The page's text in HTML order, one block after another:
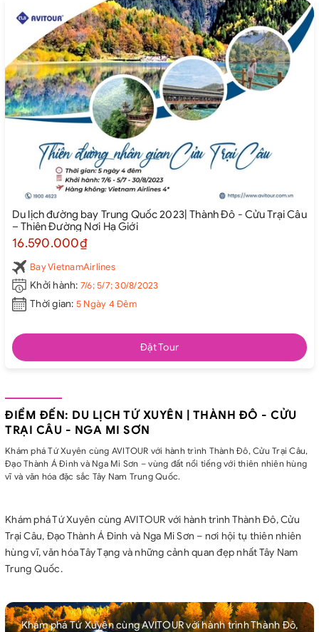
Du lịch đường bay Trung Quốc 2023| Thành Đô - Cửu Trại Câu
– Thiên Đường Nơi Hạ Giới
16.590.000₫
Bay VietnamAirlines
Khởi hành: 7/6; 5/7; 30/8/2023
Thời gian: 5 Ngày 4 Đêm
Đặt Tour
ĐIỂM ĐẾN: DU LỊCH TỨ XUYÊN | THÀNH ĐÔ - CỬU
TRẠI CÂU - NGA MI SƠN
Khám phá Tứ Xuyên cùng AVITOUR với hành trình Thành Đô, Cửu Trại Câu,
Đạo Thành Á Đinh và Nga Mi Sơn – vùng đất nổi tiếng với thiên nhiên hùng
vĩ và văn hóa đặc sắc Tây Nam Trung Quốc.
Khám phá Tứ Xuyên cùng AVITOUR với hành trình Thành Đô, Cửu
Trại Câu, Đạo Thành Á Đinh và Nga Mi Sơn – nơi hội tụ thiên nhiên
hùng vĩ, văn hóa Tây Tạng và những cảnh quan đẹp nhất Tây Nam
Trung Quốc.
Khám phá Tứ Xuyên cùng AVITOUR với hành trình Thành Đô,